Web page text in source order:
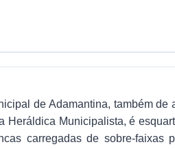
de Adamantina, também
Heráldica Municipalista, é
carregadas de sobre-faixas